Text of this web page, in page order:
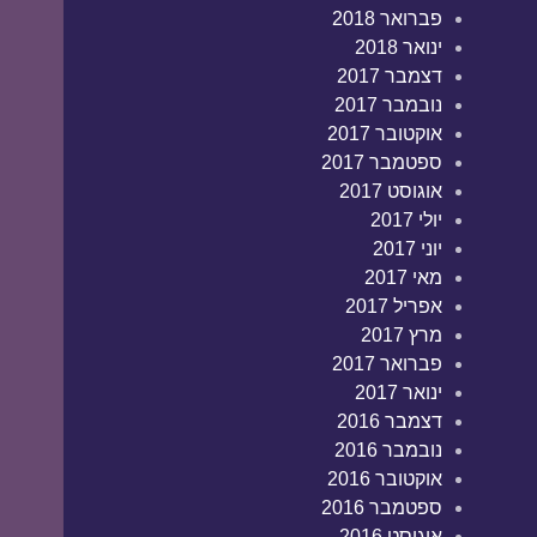
פברואר 2018
ינואר 2018
דצמבר 2017
נובמבר 2017
אוקטובר 2017
ספטמבר 2017
אוגוסט 2017
יולי 2017
יוני 2017
מאי 2017
אפריל 2017
מרץ 2017
פברואר 2017
ינואר 2017
דצמבר 2016
נובמבר 2016
אוקטובר 2016
ספטמבר 2016